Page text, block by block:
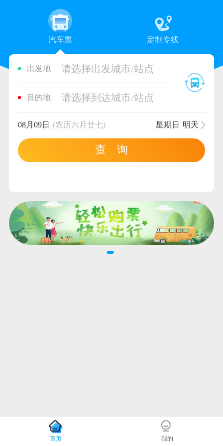
汽车票 定制专线
出发地 请选择出发城市/站点
目的地 请选择到达城市/站点
08月09日 (农历六月廿七) 星期日 明天
查 询
首页 我的